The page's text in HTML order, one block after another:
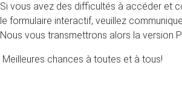
Si vous avez des difficultés à accéder et
le formulaire interactif, veuillez
Nous vous transmettrons alors la version
Meilleures chances à toutes et à tous!